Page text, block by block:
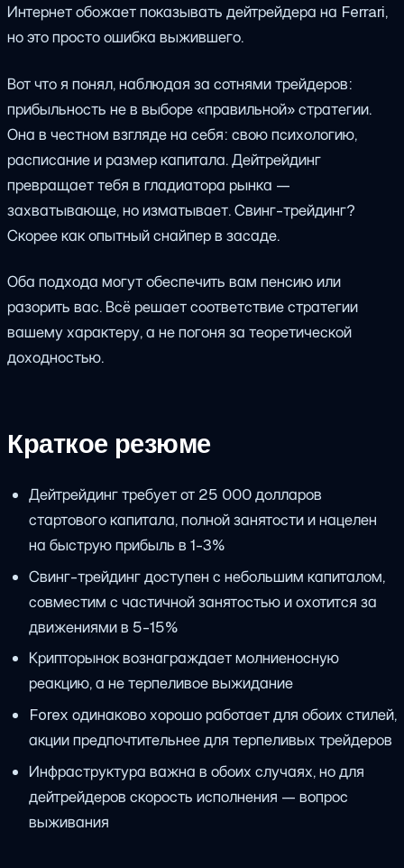
Интернет обожает показывать дейтрейдера на Ferrari,
но это просто ошибка выжившего.
Вот что я понял, наблюдая за сотнями трейдеров:
прибыльность не в выборе «правильной» стратегии.
Она в честном взгляде на себя: свою психологию,
расписание и размер капитала. Дейтрейдинг
превращает тебя в гладиатора рынка —
захватывающе, но изматывает. Свинг-трейдинг?
Скорее как опытный снайпер в засаде.
Оба подхода могут обеспечить вам пенсию или
разорить вас. Всё решает соответствие стратегии
вашему характеру, а не погоня за теоретической
доходностью.
Краткое резюме
Дейтрейдинг требует от 25 000 долларов
стартового капитала, полной занятости и нацелен
на быструю прибыль в 1-3%
Свинг-трейдинг доступен с небольшим капиталом,
совместим с частичной занятостью и охотится за
движениями в 5-15%
Крипторынок вознаграждает молниеносную
реакцию, а не терпеливое выжидание
Forex одинаково хорошо работает для обоих стилей,
акции предпочтительнее для терпеливых трейдеров
Инфраструктура важна в обоих случаях, но для
дейтрейдеров скорость исполнения — вопрос
выживания